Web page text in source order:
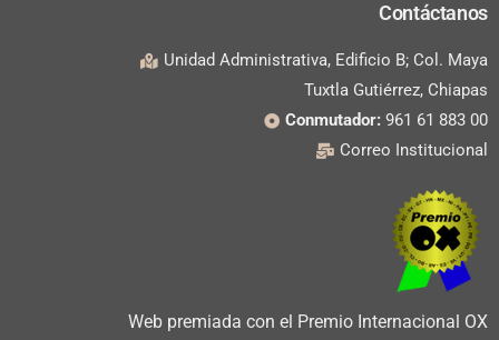
Contáctanos
Unidad Administrativa, Edificio B; Col. Maya
Tuxtla Gutiérrez, Chiapas
Conmutador: 961 61 883 00
Correo Institucional
Web premiada con el Premio Internacional OX